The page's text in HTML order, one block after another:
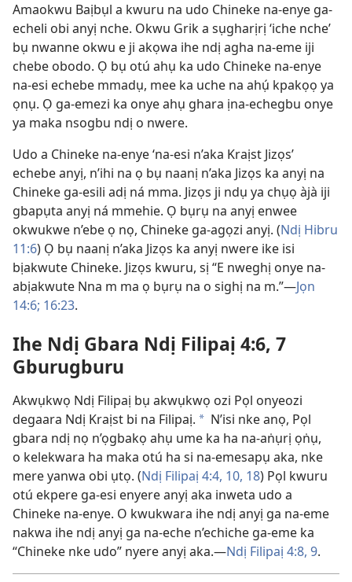
Amaokwu Baịbụl a kwuru na udo Chineke na-enye ga-
echeli obi anyị nche. Okwu Grik a sụgharịrị ‘iche nche’
bụ nwanne okwu e ji akọwa ihe ndị agha na-eme iji
chebe obodo. Ọ bụ otú ahụ ka udo Chineke na-enye
na-esi echebe mmadụ, mee ka uche na ahụ́ kpakọọ ya
ọnụ. Ọ ga-emezi ka onye ahụ ghara ịna-echegbu onye
ya maka nsogbu ndị o nwere.
Udo a Chineke na-enye ‘na-esi n’aka Kraịst Jizọs’
echebe anyị, n’ihi na ọ bụ naanị n’aka Jizọs ka anyị na
Chineke ga-esili adị ná mma. Jizọs ji ndụ ya chụọ àjà iji
gbapụta anyị ná mmehie. Ọ bụrụ na anyị enwee
okwukwe n’ebe ọ nọ, Chineke ga-agọzi anyị. (Ndị Hibru
11:6) Ọ bụ naanị n’aka Jizọs ka anyị nwere ike isi
bịakwute Chineke. Jizọs kwuru, sị “E nweghị onye na-
abịakwute Nna m ma ọ bụrụ na o sighị na m.”​—Jọn
14:6; 16:23.
Ihe Ndị Gbara Ndị Filipaị 4:6, 7
Gburugburu
Akwụkwọ Ndị Filipaị bụ akwụkwọ ozi Pọl onyeozi
degaara Ndị Kraịst bi na Filipaị. a N’isi nke anọ, Pọl
gbara ndị nọ n’ọgbakọ ahụ ume ka ha na-aṅụrị ọṅụ,
o kelekwara ha maka otú ha si na-emesapụ aka, nke
mere yanwa obi ụtọ. (Ndị Filipaị 4:​4, 10, 18) Pọl kwuru
otú ekpere ga-esi enyere anyị aka inweta udo a
Chineke na-enye. O kwukwara ihe ndị anyị ga na-eme
nakwa ihe ndị anyị ga na-eche n’echiche ga-eme ka
“Chineke nke udo” nyere anyị aka.​—Ndị Filipaị 4:​8, 9.